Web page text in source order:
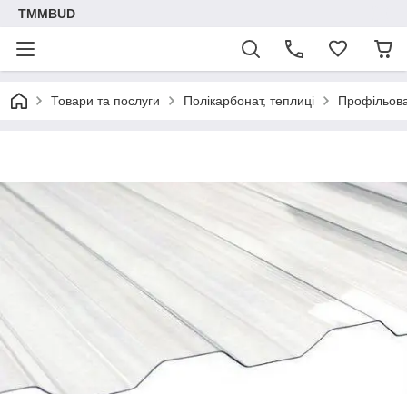
TMMBUD
Товари та послуги Полікарбонат, теплиці